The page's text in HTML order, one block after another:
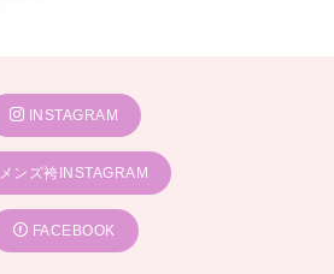
INSTAGRAM
メンズ袴INSTAGRAM
FACEBOOK